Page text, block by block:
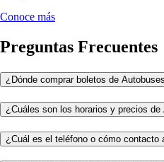
Conoce más
Preguntas Frecuentes
¿Dónde comprar boletos de
¿Cuáles son los horarios y precios
¿Cuál es el teléfono o cómo contacto